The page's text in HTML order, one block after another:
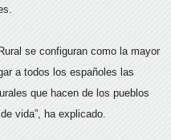
se configuran como la mayor
a todos los españoles las
que hacen de los pueblos
vida”, ha explicado.